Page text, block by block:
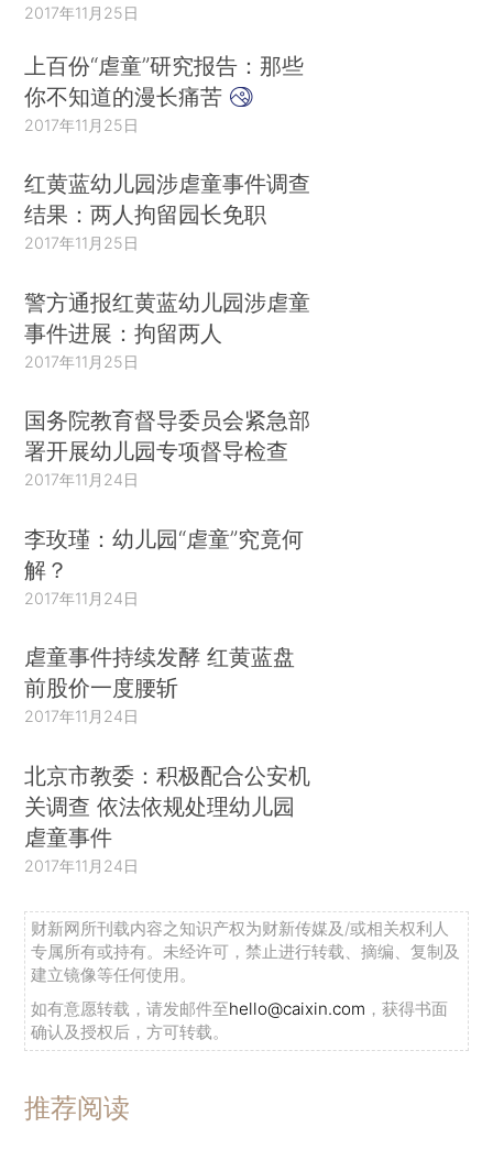
2017年11月25日
上百份“虐童”研究报告：那些
你不知道的漫长痛苦
2017年11月25日
红黄蓝幼儿园涉虐童事件调查
结果：两人拘留园长免职
2017年11月25日
警方通报红黄蓝幼儿园涉虐童
事件进展：拘留两人
2017年11月25日
国务院教育督导委员会紧急部
署开展幼儿园专项督导检查
2017年11月24日
李玫瑾：幼儿园“虐童”究竟何
解？
2017年11月24日
虐童事件持续发酵 红黄蓝盘
前股价一度腰斩
2017年11月24日
北京市教委：积极配合公安机
关调查 依法依规处理幼儿园
虐童事件
2017年11月24日
财新网所刊载内容之知识产权为财新传媒及/或相关权利人
专属所有或持有。未经许可，禁止进行转载、摘编、复制及
建立镜像等任何使用。
如有意愿转载，请发邮件至hello@caixin.com ，获得书面
确认及授权后，方可转载。
推荐阅读